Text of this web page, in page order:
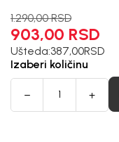
1.290,00 RSD
903,00 RSD
Ušteda:387,00RSD
Izaberi količinu